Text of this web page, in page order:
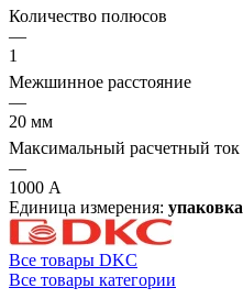
Количество полюсов
—
1
Межшинное расстояние
—
20 мм
Максимальный расчетный ток
—
1000 А
Единица измерения: упаковка
Все товары DKC
Все товары категории